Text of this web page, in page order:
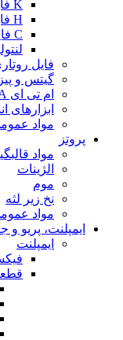
K فایل
H فایل
C فایل
فایل
گیتس و
ام تی ای MTA
ابزارهای
مواد
پروتز
مواد
الژینات
موم
نخ زیر لثه
مواد
ایمپلنت، پریو و
ایمپلنت